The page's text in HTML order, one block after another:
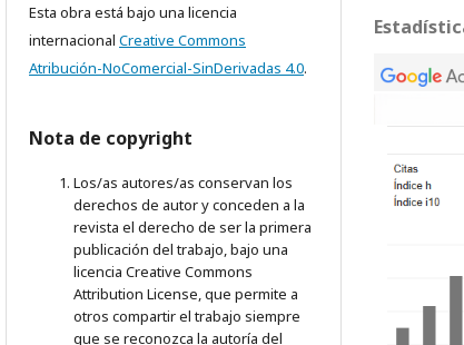
Esta obra está bajo una licencia
internacional Creative Commons
Atribución-NoComercial-SinDerivadas 4.0.
Nota de copyright
Los/as autores/as conservan los
derechos de autor y conceden a la
revista el derecho de ser la primera
publicación del trabajo, bajo una
licencia Creative Commons
Attribution License, que permite a
otros compartir el trabajo siempre
que se reconozca la autoría del